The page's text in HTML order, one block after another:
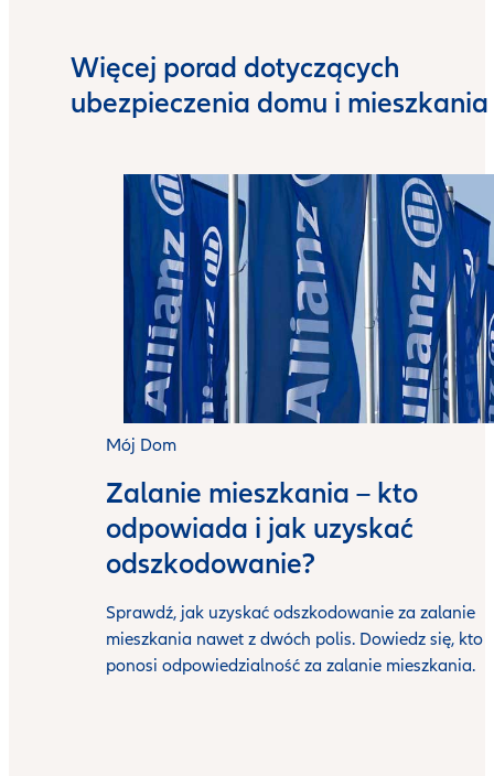
Więcej porad dotyczących
ubezpieczenia domu i mieszkania
Mój Dom
Zalanie mieszkania – kto
odpowiada i jak uzyskać
odszkodowanie?
Sprawdź, jak uzyskać odszkodowanie za zalanie
mieszkania nawet z dwóch polis. Dowiedz się, kto
ponosi odpowiedzialność za zalanie mieszkania.